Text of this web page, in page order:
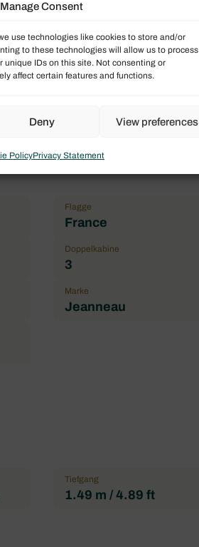
Manage Consent
use technologies like cookies to store and/or
to these technologies will allow us to process
unique IDs on this site. Not consenting or
affect certain features and functions.
Deny View preferences
PolicyPrivacy Statement
Flagge
France
Doppelkabine
3
Marke
Jeanneau
Tiefgang
1.49 m / 4.89 ft